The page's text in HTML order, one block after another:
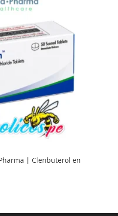
| Clenbuterol en